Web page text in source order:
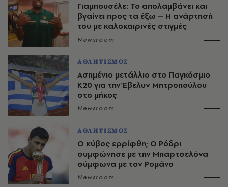
Γιαμπουσέλε: Το απολαμβάνει και
βγαίνει προς τα έξω – Η ανάρτησή
του με καλοκαιρινές στιγμές
Newsroom
ΑΘΛΗΤΙΣΜΟΣ
Ασημένιο μετάλλιο στο Παγκόσμιο
Κ20 για την Έβελυν Μητροπούλου
στο μήκος
Newsroom
ΑΘΛΗΤΙΣΜΟΣ
O κύβος ερρίφθη; Ο Ρόδρι
συμφώνησε με την Μπαρτσελόνα
σύμφωνα με τον Ρομάνο
Newsroom